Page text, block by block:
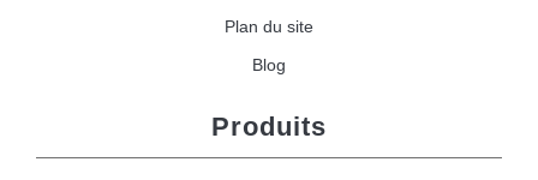
Plan du site
Blog
Produits